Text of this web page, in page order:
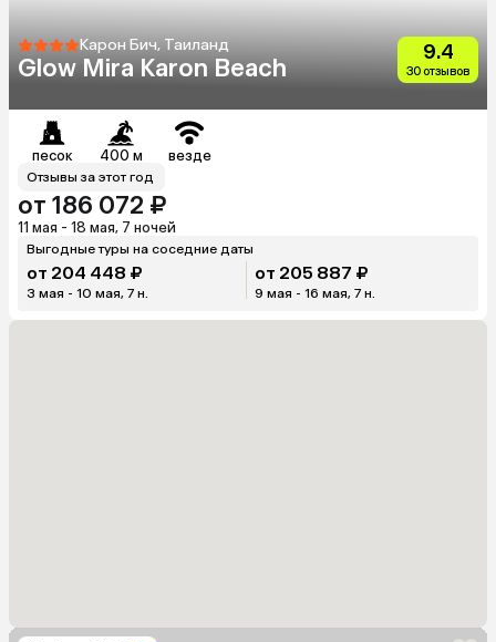
Карон Бич, Таиланд
Glow Mira Karon Beach
9.4
30 отзывов
песок 400 м везде
Отзывы за этот год
от 186 072 ₽
11 мая - 18 мая, 7 ночей
Выгодные туры на соседние даты
от 204 448 ₽
3 мая - 10 мая, 7 н.
от 205 887 ₽
9 мая - 16 мая, 7 н.